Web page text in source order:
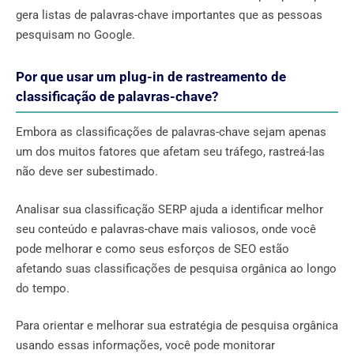
gera listas de palavras-chave importantes que as pessoas
pesquisam no Google.
Por que usar um plug-in de rastreamento de
classificação de palavras-chave?
Embora as classificações de palavras-chave sejam apenas
um dos muitos fatores que afetam seu tráfego, rastreá-las
não deve ser subestimado.
Analisar sua classificação SERP ajuda a identificar melhor
seu conteúdo e palavras-chave mais valiosos, onde você
pode melhorar e como seus esforços de SEO estão
afetando suas classificações de pesquisa orgânica ao longo
do tempo.
Para orientar e melhorar sua estratégia de pesquisa orgânica
usando essas informações, você pode monitorar